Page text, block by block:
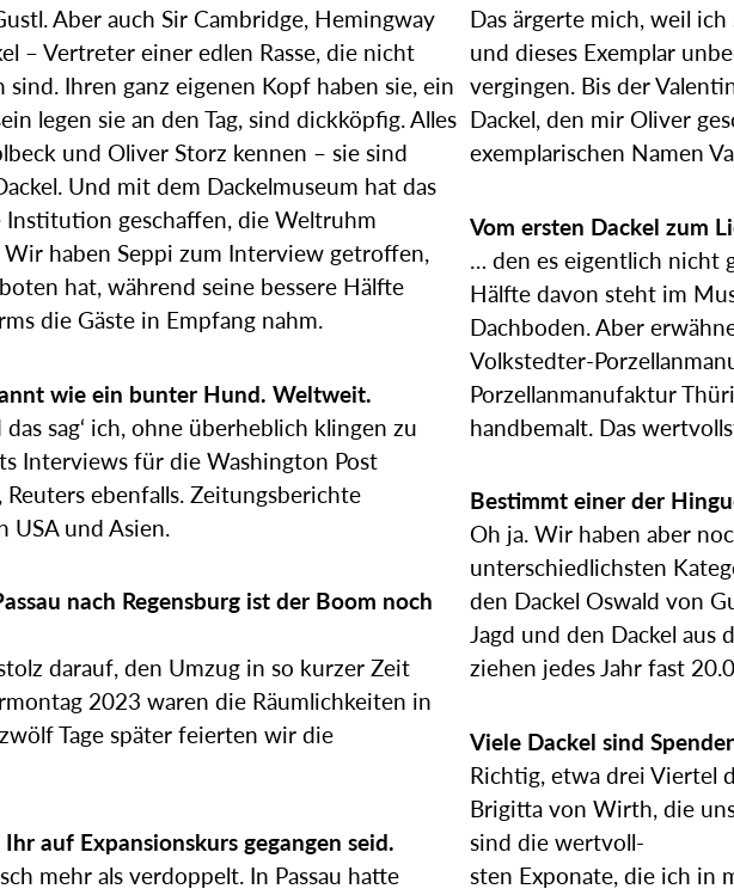
Aber auch Sir Cambridge, Hemingway
– Vertreter einer edlen Rasse, die nicht
Ihren ganz eigenen Kopf haben sie, ein
legen sie an den Tag, sind dickköpfig. Alles
und Oliver Storz kennen – sie sind
Und mit dem Dackelmuseum hat das
geschaffen, die Weltruhm
haben Seppi zum Interview getroffen,
hat, während seine bessere Hälfte
die Gäste in Empfang nahm.
wie ein bunter Hund. Weltweit.
sag‘ ich, ohne überheblich klingen zu
Interviews für die Washington Post
ebenfalls. Zeitungsberichte
USA und Asien.
nach Regensburg ist der Boom noch
darauf, den Umzug in so kurzer Zeit
2023 waren die Räumlichkeiten in
Tage später feierten wir die
auf Expansionskurs gegangen seid.
mehr als verdoppelt. In Passau hatte
Das ärgerte mich, weil
und dieses Exemplar
vergingen. Bis der
Dackel, den mir Oliver
exemplarischen Namen
Vom ersten Dackel zum
… den es eigentlich nicht
Hälfte davon steht im
Dachboden. Aber
Volkstedter-
Porzellanmanufaktur
handbemalt. Das
Bestimmt einer der
Oh ja. Wir haben aber
unterschiedlichsten
den Dackel Oswald von
Jagd und den Dackel aus
ziehen jedes Jahr fast
Viele Dackel sind
Richtig, etwa drei Viertel
Brigitta von Wirth, die
sind die wertvoll-
sten Exponate, die ich in